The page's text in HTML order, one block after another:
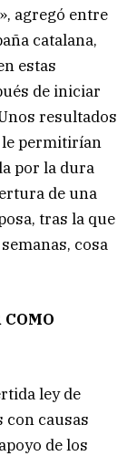
agregó entre
catalana,
estas
de iniciar
resultados
le permitirían
por la dura
de una
tras la que
cosa
ley de
con causas
de los